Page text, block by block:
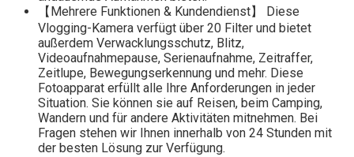
【Mehrere Funktionen & Kundendienst】 Diese
Vlogging-Kamera verfügt über 20 Filter und bietet
außerdem Verwacklungsschutz, Blitz,
Videoaufnahmepause, Serienaufnahme, Zeitraffer,
Zeitlupe, Bewegungserkennung und mehr. Diese
Fotoapparat erfüllt alle Ihre Anforderungen in jeder
Situation. Sie können sie auf Reisen, beim Camping,
Wandern und für andere Aktivitäten mitnehmen. Bei
Fragen stehen wir Ihnen innerhalb von 24 Stunden mit
der besten Lösung zur Verfügung.